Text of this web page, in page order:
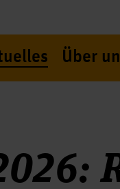
Über